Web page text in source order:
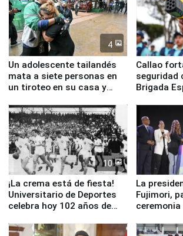
4
Un adolescente tailandés
mata a siete personas en
un tiroteo en su casa y
Callao
seguridad
Brigada
Serenazgo
10
¡La crema está de fiesta!
Universitario de Deportes
celebra hoy 102 años de
La
Fujimori,
ceremonia